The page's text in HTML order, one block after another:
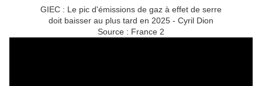
GIEC : Le pic d'émissions de gaz à effet de serre
doit baisser au plus tard en 2025 - Cyril Dion
Source : France 2